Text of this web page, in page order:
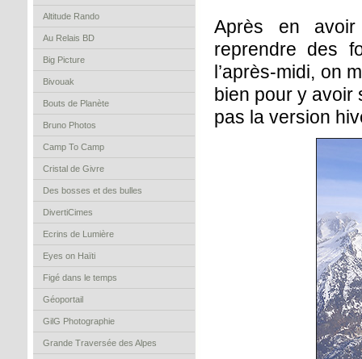
Altitude Rando
Au Relais BD
Big Picture
Bivouak
Bouts de Planète
Bruno Photos
Camp To Camp
Cristal de Givre
Des bosses et des bulles
DivertiCimes
Ecrins de Lumière
Eyes on Haïti
Figé dans le temps
Géoportail
GilG Photographie
Grande Traversée des Alpes
Après en
reprendre des
l’après-midi, on
bien pour y avoir
pas la version